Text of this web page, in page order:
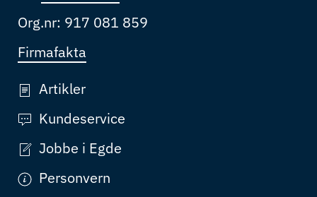
Org.nr: 917 081 859
Firmafakta
Artikler
Kundeservice
Jobbe i Egde
Personvern